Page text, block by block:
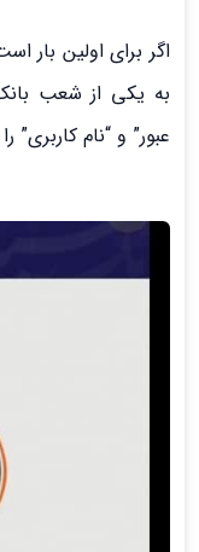
اگر برای اولین بار
به یکی از شعب
عبور” و “نام کاربری”